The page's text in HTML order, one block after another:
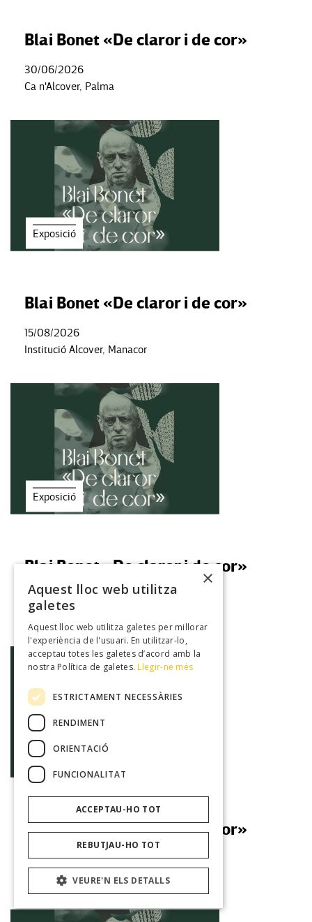
Blai Bonet «De claror i de cor»
30/06/2026
Ca n'Alcover, Palma
Exposició
Blai Bonet «De claror i de cor»
15/08/2026
Institució Alcover, Manacor
Exposició
Blai Bonet «De claror i de cor»
01/09/2026
Biblioteca de Sineu
Exposició
Blai Bonet «De claror i de cor»
10/09/2026
Biblioteca de Muro
×
Aquest lloc web utilitza
galetes
Aquest lloc web utilitza galetes per millorar
l'experiència de l'usuari. En utilitzar-lo,
acceptau totes les galetes d’acord amb la
nostra Política de galetes.Llegir-ne més
ESTRICTAMENT NECESSÀRIES
RENDIMENT
ORIENTACIÓ
FUNCIONALITAT
ACCEPTAU-HO TOT
REBUTJAU-HO TOT
VEURE'N ELS DETALLS